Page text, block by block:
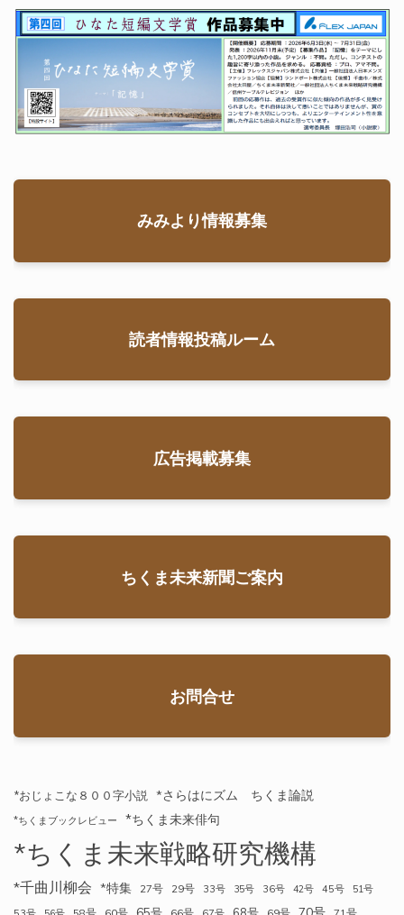
みみより情報募集
読者情報投稿ルーム
広告掲載募集
ちくま未来新聞ご案内
お問合せ
*おじょこな８００字小説 *さらはにズム ちくま論説
*ちくまブックレビュー *ちくま未来俳句
*ちくま未来戦略研究機構
*千曲川柳会 *特集 27号 29号 33号 35号 36号 42号 45号
51号